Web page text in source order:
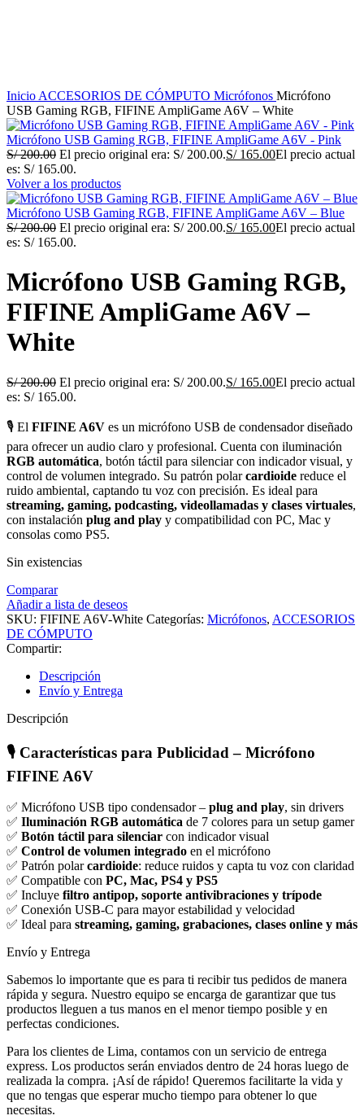
Inicio ACCESORIOS DE CÓMPUTO Micrófonos Micrófono
USB Gaming RGB, FIFINE AmpliGame A6V – White
Micrófono USB Gaming RGB, FIFINE AmpliGame A6V - Pink
S/200.00 El precio original era: S/ 200.00.S/165.00El precio actual
es: S/ 165.00.
Volver a los productos
Micrófono USB Gaming RGB, FIFINE AmpliGame A6V – Blue
S/200.00 El precio original era: S/ 200.00.S/165.00El precio actual
es: S/ 165.00.
Micrófono USB Gaming RGB,
FIFINE AmpliGame A6V –
White
S/200.00 El precio original era: S/ 200.00.S/165.00El precio actual
es: S/ 165.00.
🎙️ El FIFINE A6V es un micrófono USB de condensador diseñado
para ofrecer un audio claro y profesional. Cuenta con iluminación
RGB automática, botón táctil para silenciar con indicador visual, y
control de volumen integrado. Su patrón polarcardioide reduce el
ruido ambiental, captando tu voz con precisión. Es ideal para
streaming, gaming, podcasting, videollamadas y clases virtuales,
con instalación plug and play y compatibilidad con PC, Mac y
consolas como PS5.
Sin existencias
Comparar
Añadir a lista de deseos
SKU: FIFINE A6V-White Categorías: Micrófonos, ACCESORIOS
DE CÓMPUTO
Compartir:
Descripción
Envío y Entrega
Descripción
🎙️ Características para Publicidad – Micrófono
FIFINE A6V
✅ Micrófono USB tipo condensador – plug and play, sin drivers
✅ Iluminación RGB automática de 7 colores para un setup gamer
✅ Botón táctil para silenciar con indicador visual
✅ Control de volumen integrado en el micrófono
✅ Patrón polarcardioide: reduce ruidos y capta tu voz con claridad
✅ Compatible con PC, Mac, PS4 y PS5
✅ Incluye filtro antipop, soporte antivibraciones y trípode
✅ Conexión USB-C para mayor estabilidad y velocidad
✅ Ideal para streaming, gaming, grabaciones, clases online y más
Envío y Entrega
Sabemos lo importante que es para ti recibir tus pedidos de manera
rápida y segura. Nuestro equipo se encarga de garantizar que tus
productos lleguen a tus manos en el menor tiempo posible y en
perfectas condiciones.
Para los clientes de Lima, contamos con un servicio de entrega
express. Los productos serán enviados dentro de 24 horas luego de
realizada la compra. ¡Así de rápido! Queremos facilitarte la vida y
que no tengas que esperar mucho tiempo para obtener lo que
necesitas.